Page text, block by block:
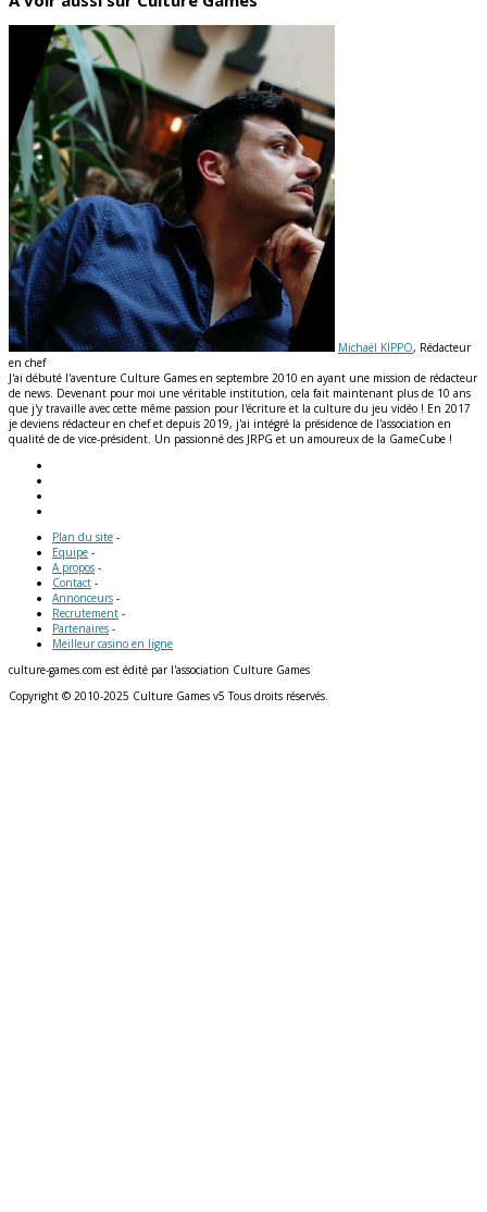
Michaël KIPPO, Rédacteur
en chef
J'ai débuté l'aventure Culture Games en septembre 2010 en ayant une mission de rédacteur
de news. Devenant pour moi une véritable institution, cela fait maintenant plus de 10 ans
que j'y travaille avec cette même passion pour l'écriture et la culture du jeu vidéo ! En 2017
je deviens rédacteur en chef et depuis 2019, j'ai intégré la présidence de l'association en
qualité de de vice-président. Un passionné des JRPG et un amoureux de la GameCube !
Plan du site -
Equipe -
A propos -
Contact -
Annonceurs -
Recrutement -
Partenaires -
Meilleur casino en ligne
culture-games.com est édité par l'association Culture Games
Copyright © 2010-2025 Culture Games v5 Tous droits réservés.